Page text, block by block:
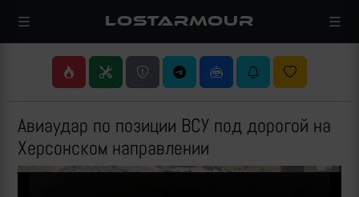
LOSTARMOUR
Авиаудар по позиции ВСУ под дорогой на
Херсонском направлении